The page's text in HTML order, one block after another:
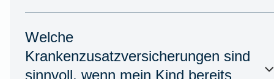
Welche
Krankenzusatzversicherungen sind
sinnvoll, wenn mein Kind bereits